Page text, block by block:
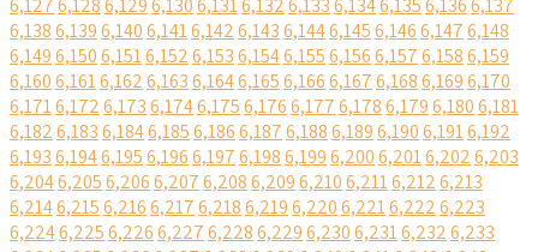
6,1276,1286,1296,1306,1316,1326,1336,1346,1356,1366,137
6,1386,1396,1406,1416,1426,1436,1446,1456,1466,1476,148
6,1496,1506,1516,1526,1536,1546,1556,1566,1576,1586,159
6,1606,1616,1626,1636,1646,1656,1666,1676,1686,1696,170
6,1716,1726,1736,1746,1756,1766,1776,1786,1796,1806,181
6,1826,1836,1846,1856,1866,1876,1886,1896,1906,1916,192
6,1936,1946,1956,1966,1976,1986,1996,2006,2016,2026,203
6,2046,2056,2066,2076,2086,2096,2106,2116,2126,213
6,2146,2156,2166,2176,2186,2196,2206,2216,2226,223
6,2246,2256,2266,2276,2286,2296,2306,2316,2326,233